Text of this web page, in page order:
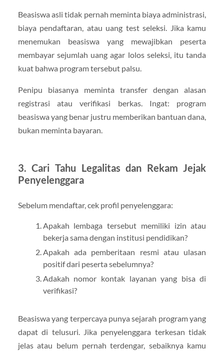
Beasiswa asli tidak pernah meminta biaya administrasi,
biaya pendaftaran, atau uang test seleksi. Jika kamu
menemukan beasiswa yang mewajibkan peserta
membayar sejumlah uang agar lolos seleksi, itu tanda
kuat bahwa program tersebut palsu.
Penipu biasanya meminta transfer dengan alasan
registrasi atau verifikasi berkas. Ingat: program
beasiswa yang benar justru memberikan bantuan dana,
bukan meminta bayaran.
3. Cari Tahu Legalitas dan Rekam Jejak
Penyelenggara
Sebelum mendaftar, cek profil penyelenggara:
Apakah lembaga tersebut memiliki izin atau
bekerja sama dengan institusi pendidikan?
Apakah ada pemberitaan resmi atau ulasan
positif dari peserta sebelumnya?
Adakah nomor kontak layanan yang bisa di
verifikasi?
Beasiswa yang terpercaya punya sejarah program yang
dapat di telusuri. Jika penyelenggara terkesan tidak
jelas atau belum pernah terdengar, sebaiknya kamu